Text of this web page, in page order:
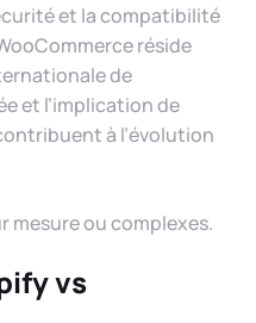
et la compatibilité
réside
de
et l’implication de
à l’évolution
mesure ou complexes.
vs